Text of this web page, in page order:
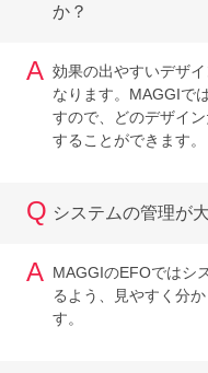
か？
A 効果の出やすいデザ
なります。MAGGIで
すので、どのデザイ
することができます。
Q システムの管理が
A MAGGIのEFOではシ
るよう、見やすく分
す。